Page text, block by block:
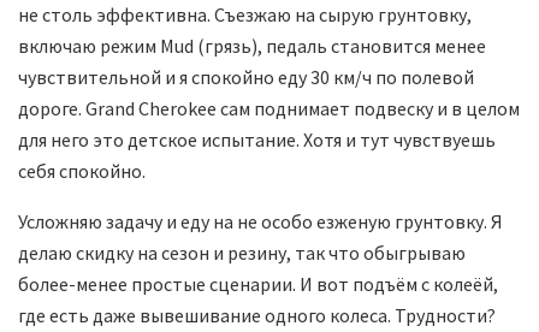
не столь эффективна. Съезжаю на сырую грунтовку,
включаю режим Mud (грязь), педаль становится менее
чувствительной и я спокойно еду 30 км/ч по полевой
дороге. Grand Cherokee сам поднимает подвеску и в целом
для него это детское испытание. Хотя и тут чувствуешь
себя спокойно.
Усложняю задачу и еду на не особо езженую грунтовку. Я
делаю скидку на сезон и резину, так что обыгрываю
более-менее простые сценарии. И вот подъём с колеёй,
где есть даже вывешивание одного колеса. Трудности?